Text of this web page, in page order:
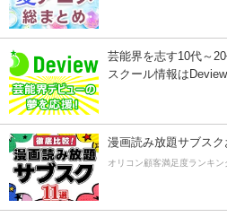
芸能界を志す10代～
スクール情報はDeview
漫画読み放題サブスク
オリコン顧客満足度ランキン